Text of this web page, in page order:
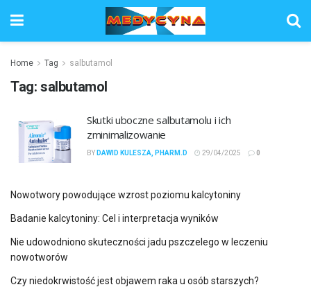
Home Tag salbutamol
Tag: salbutamol
Skutki uboczne salbutamolu i ich
zminimalizowanie
BY DAWID KULESZA, PHARM.D 29/04/2025 0
Nowotwory powodujące wzrost poziomu kalcytoniny
Badanie kalcytoniny: Cel i interpretacja wyników
Nie udowodniono skuteczności jadu pszczelego w leczeniu
nowotworów
Czy niedokrwistość jest objawem raka u osób starszych?